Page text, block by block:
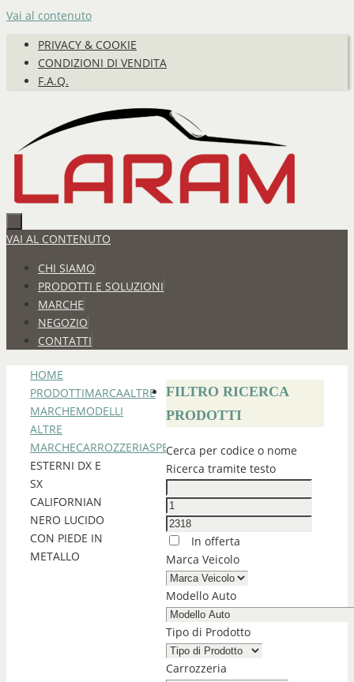
Vai al contenuto
PRIVACY & COOKIE
CONDIZIONI DI VENDITA
F.A.Q.
VAI AL CONTENUTO
CHI SIAMO
PRODOTTI E SOLUZIONI
MARCHE
NEGOZIO
CONTATTI
HOME
PRODOTTIMARCAALTRE
MARCHEMODELLI
ALTRE
MARCHECARROZZERIASPECCHISPECCHI
ESTERNI DX E
SX
CALIFORNIAN
NERO LUCIDO
CON PIEDE IN
METALLO
FILTRO RICERCA
PRODOTTI
Cerca per codice o nome
Ricerca tramite testo
In offerta
Marca Veicolo
Modello Auto
Tipo di Prodotto
Carrozzeria